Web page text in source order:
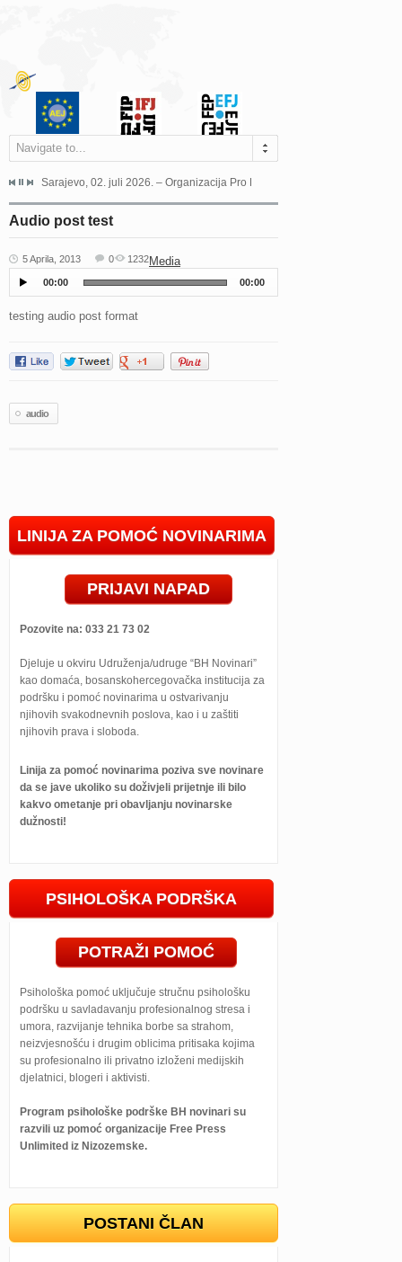
Navigate to...
Grada Sarajeva povodom Dana Sarajeva dugogodišnjoj...
Sarajevo, 02. juli 2026. – Organizacija Pro Educa juče je uspješno
Audio post test
5 Aprila, 2013 Media
0 1232
00:00 00:00
testing audio post format
audio
LINIJA ZA POMOĆ NOVINARIMA
PRIJAVI NAPAD
Pozovite na: 033 21 73 02
Djeluje u okviru Udruženja/udruge “BH Novinari”
kao domaća, bosanskohercegovačka institucija za
podršku i pomoć novinarima u ostvarivanju
njihovih svakodnevnih poslova, kao i u zaštiti
njihovih prava i sloboda.
Linija za pomoć novinarima poziva sve novinare
da se jave ukoliko su doživjeli prijetnje ili bilo
kakvo ometanje pri obavljanju novinarske
dužnosti!
PSIHOLOŠKA PODRŠKA
POTRAŽI POMOĆ
Psihološka pomoć uključuje stručnu psihološku
podršku u savladavanju profesionalnog stresa i
umora, razvijanje tehnika borbe sa strahom,
neizvjesnošću i drugim oblicima pritisaka kojima
su profesionalno ili privatno izloženi medijskih
djelatnici, blogeri i aktivisti.
Program psihološke podrške BH novinari su
razvili uz pomoć organizacije Free Press
Unlimited iz Nizozemske.
POSTANI ČLAN